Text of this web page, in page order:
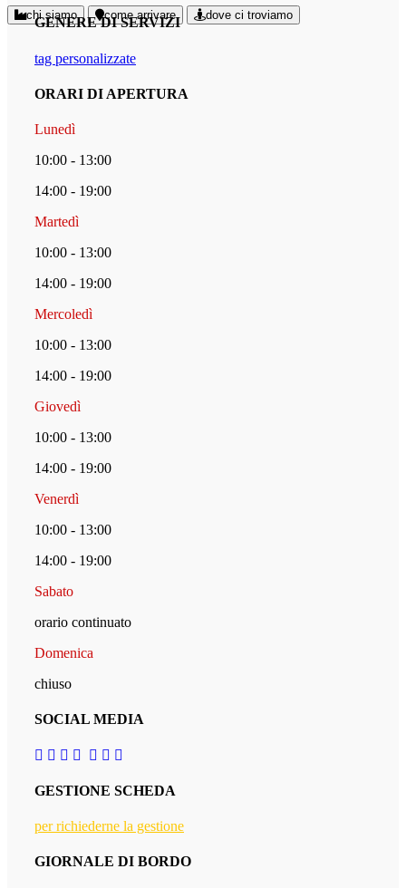
chi siamo come arrivare dove ci troviamo
GENERE DI SERVIZI
tag personalizzate
ORARI DI APERTURA
Lunedì
10:00 - 13:00
14:00 - 19:00
Martedì
10:00 - 13:00
14:00 - 19:00
Mercoledì
10:00 - 13:00
14:00 - 19:00
Giovedì
10:00 - 13:00
14:00 - 19:00
Venerdì
10:00 - 13:00
14:00 - 19:00
Sabato
orario continuato
Domenica
chiuso
SOCIAL MEDIA
GESTIONE SCHEDA
per richiederne la gestione
GIORNALE DI BORDO